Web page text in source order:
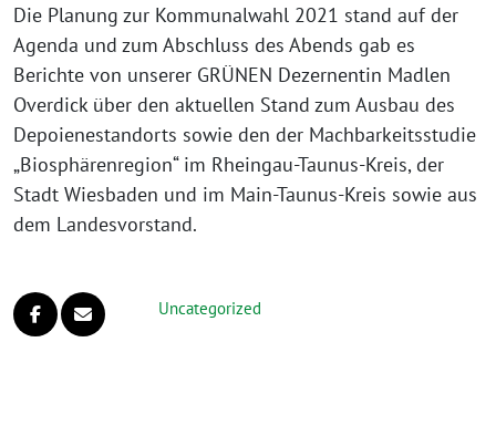
Die Planung zur Kommunalwahl 2021 stand auf der
Agenda und zum Abschluss des Abends gab es
Berichte von unserer GRÜNEN Dezernentin Madlen
Overdick über den aktuellen Stand zum Ausbau des
Depoienestandorts sowie den der Machbarkeitsstudie
„Biosphärenregion“ im Rheingau-Taunus-Kreis, der
Stadt Wiesbaden und im Main-Taunus-Kreis sowie aus
dem Landesvorstand.
Uncategorized